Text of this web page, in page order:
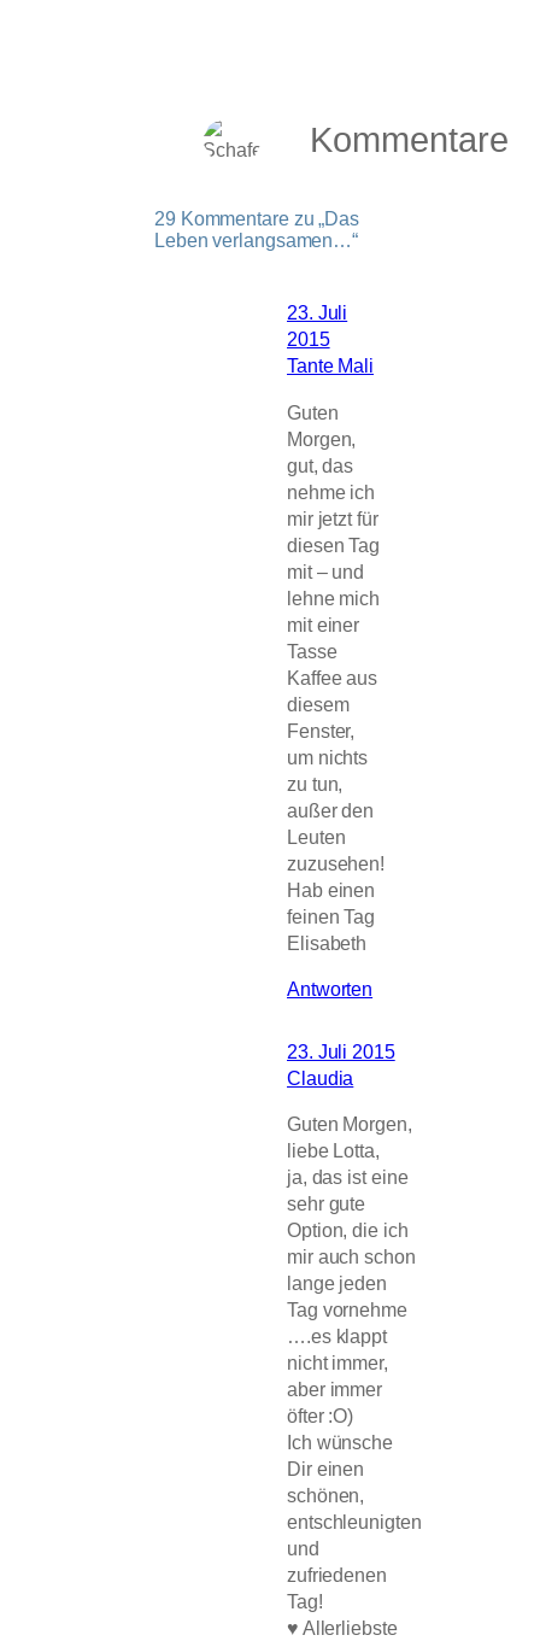
Kommentare
29 Kommentare zu „Das
Leben verlangsamen…“
23. Juli
2015
Tante Mali
Guten
Morgen,
gut, das
nehme ich
mir jetzt für
diesen Tag
mit – und
lehne mich
mit einer
Tasse
Kaffee aus
diesem
Fenster,
um nichts
zu tun,
außer den
Leuten
zuzusehen!
Hab einen
feinen Tag
Elisabeth
Antworten
23. Juli 2015
Claudia
Guten Morgen,
liebe Lotta,
ja, das ist eine
sehr gute
Option, die ich
mir auch schon
lange jeden
Tag vornehme
….es klappt
nicht immer,
aber immer
öfter :O)
Ich wünsche
Dir einen
schönen,
entschleunigten
und
zufriedenen
Tag!
♥ Allerliebste